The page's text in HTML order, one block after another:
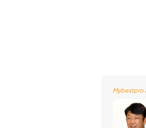
Mybestpro